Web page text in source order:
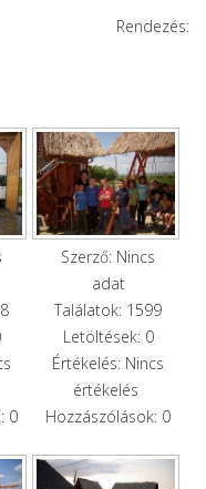
Rendezés:
0
Szerző: Nincs
adat
Találatok: 1599
Letöltések: 0
Értékelés: Nincs
értékelés
Hozzászólások: 0